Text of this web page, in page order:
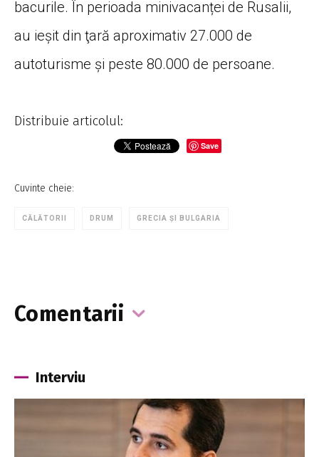
bacurile. În perioada minivacanței de Rusalii,
au ieşit din ţară aproximativ 27.000 de
autoturisme și peste 80.000 de persoane.
Distribuie articolul:
Save
Cuvinte cheie:
CĂLĂTORII DRUM GRECIA ȘI BULGARIA
Comentarii
Interviu